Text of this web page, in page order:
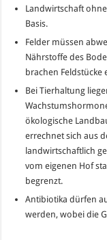
Landwirtschaft
Basis.
Felder müssen
Nährstoffe des
brachen Feldstücke
Bei Tierhaltung
ökologische
errechnet sich aus
landwirtschaftlich
vom eigenen Hof
begrenzt.
Antibiotika dürfen
werden, wobei die